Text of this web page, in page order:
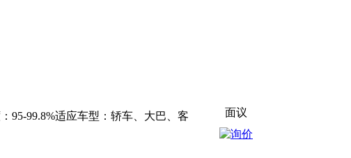
95-99.8%适应车型：轿车、大巴、客
面议